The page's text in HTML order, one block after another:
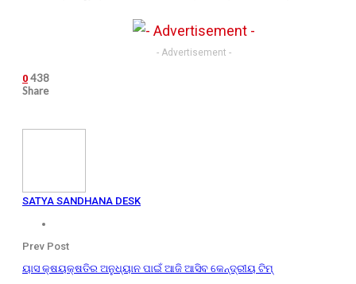
- Advertisement -
0 438
Share
SATYA SANDHANA DESK
Prev Post
ୟାସ କ୍ଷୟକ୍ଷତିର ଅନୁଧ୍ୟାନ ପାଇଁ ଆଜି ଆସିବ କେନ୍ଦ୍ରୀୟ ଟିମ୍